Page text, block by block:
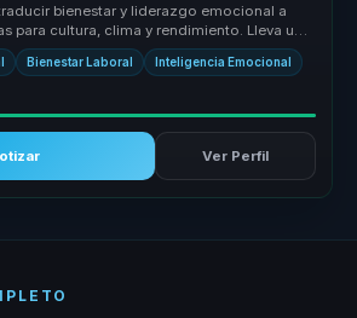
bienestar y liderazgo emocional a
para cultura, clima y rendimiento. Lleva una
Bienestar Laboral Inteligencia Emocional
Ver Perfil